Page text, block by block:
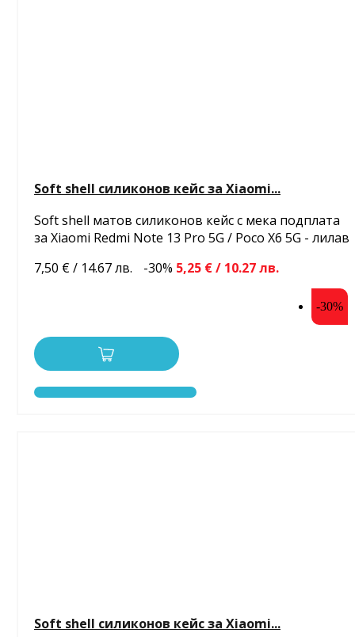
Soft shell силиконов кейс за Xiaomi...
Soft shell матов силиконов кейс с мека подплата
за Xiaomi Redmi Note 13 Pro 5G / Poco X6 5G - лилав
7,50 € / 14.67 лв.
-30% 5,25 € / 10.27 лв.
-30%
Soft shell силиконов кейс за Xiaomi...